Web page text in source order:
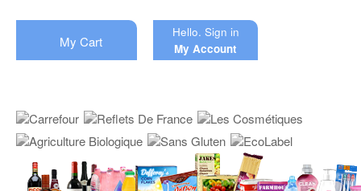
My Cart
Hello. Sign in
My Account